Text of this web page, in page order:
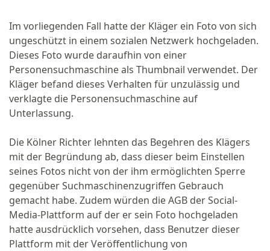
Im vorliegenden Fall hatte der Kläger ein Foto von sich
ungeschützt in einem sozialen Netzwerk hochgeladen.
Dieses Foto wurde daraufhin von einer
Personensuchmaschine als Thumbnail verwendet. Der
Kläger befand dieses Verhalten für unzulässig und
verklagte die Personensuchmaschine auf
Unterlassung.
Die Kölner Richter lehnten das Begehren des Klägers
mit der Begründung ab, dass dieser beim Einstellen
seines Fotos nicht von der ihm ermöglichten Sperre
gegenüber Suchmaschinenzugriffen Gebrauch
gemacht habe. Zudem würden die AGB der Social-
Media-Plattform auf der er sein Foto hochgeladen
hatte ausdrücklich vorsehen, dass Benutzer dieser
Plattform mit der Veröffentlichung von